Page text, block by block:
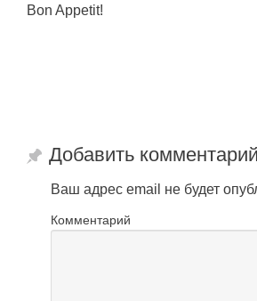
Bon Appetit!
Добавить комментарий
Ваш адрес email не будет
Комментарий